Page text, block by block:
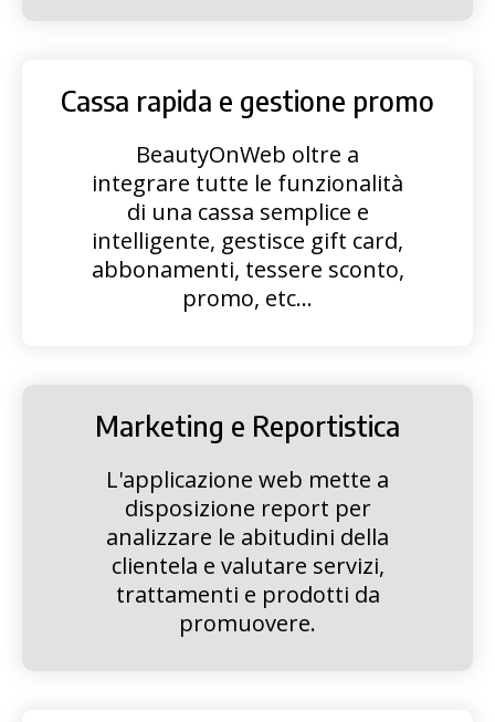
Cassa rapida e gestione promo
BeautyOnWeb oltre a
integrare tutte le funzionalità
di una cassa semplice e
intelligente, gestisce gift card,
abbonamenti, tessere sconto,
promo, etc...
Marketing e Reportistica
L'applicazione web mette a
disposizione report per
analizzare le abitudini della
clientela e valutare servizi,
trattamenti e prodotti da
promuovere.